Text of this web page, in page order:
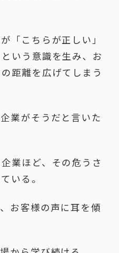
「こちらが正しい」
いう意識を生み、お
距離を広げてしまう
業がそうだと言いた
業ほど、その危うさ
いる。
お客様の声に耳を傾